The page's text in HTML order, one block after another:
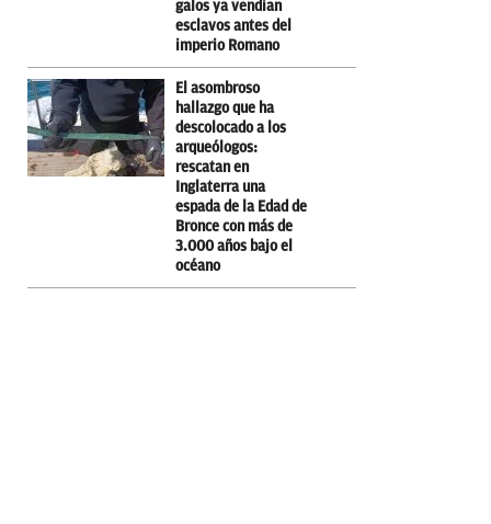
galos ya vendían
esclavos antes del
imperio Romano
El asombroso
hallazgo que ha
descolocado a los
arqueólogos:
rescatan en
Inglaterra una
espada de la Edad de
Bronce con más de
3.000 años bajo el
océano